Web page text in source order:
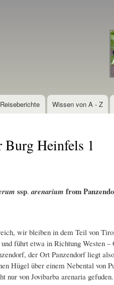
Reiseberichte Wissen von A - Z
Burg Heinfels 1
ssp.arenarium from
wir bleiben in dem Teil von
führt etwa in Richtung Westen
der Ort Panzendorf liegt
Hügel über einem Nebental
nur von Jovibarba arenaria